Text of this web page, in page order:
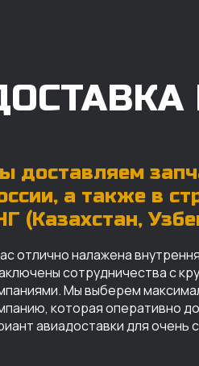
доставляем
а также в
(Казахстан,
отлично налажена
сотрудничества с
Мы выберем
которая оперативно
авиадоставки для очень